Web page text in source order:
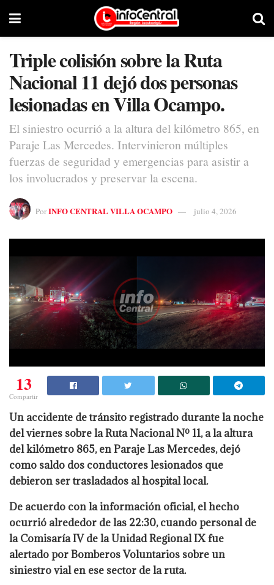
Triple colisión sobre la Ruta
Nacional 11 dejó dos personas
lesionadas en Villa Ocampo.
El siniestro ocurrió a la altura del kilómetro 865, en
Paraje Las Mercedes. Intervinieron múltiples
fuerzas de seguridad y emergencias para asistir a
los involucrados y preservar la escena.
PorINFO CENTRAL VILLA OCAMPO julio 4, 2026
13
Compartir
Un accidente de tránsito registrado durante la noche
del viernes sobre la Ruta Nacional Nº 11, a la altura
del kilómetro 865, en Paraje Las Mercedes, dejó
como saldo dos conductores lesionados que
debieron ser trasladados al hospital local.
De acuerdo con la información oficial, el hecho
ocurrió alrededor de las 22:30, cuando personal de
la Comisaría IV de la Unidad Regional IX fue
alertado por Bomberos Voluntarios sobre un
siniestro vial en ese sector de la ruta.